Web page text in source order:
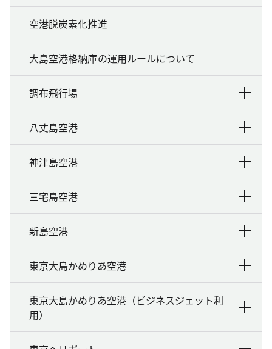
空港脱炭素化推進
大島空港格納庫の運用ルールについて
調布飛行場
八丈島空港
神津島空港
三宅島空港
新島空港
東京大島かめりあ空港
東京大島かめりあ空港（ビジネスジェット利
用）